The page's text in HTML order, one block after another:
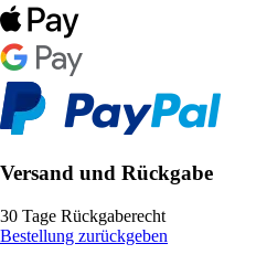
Versand und Rückgabe
30 Tage Rückgaberecht
Bestellung zurückgeben